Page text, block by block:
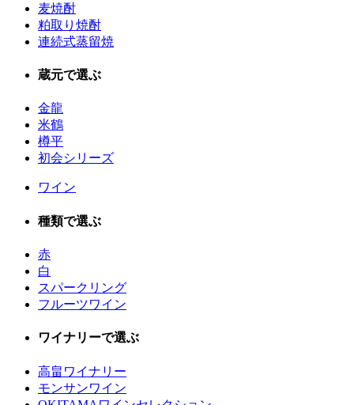
麦焼酎
粕取り焼酎
連続式蒸留焼
蔵元で選ぶ
金龍
米鶴
樽平
初会シリーズ
ワイン
種類で選ぶ
赤
白
スパークリング
フルーツワイン
ワイナリーで選ぶ
高畠ワイナリー
モンサンワイン